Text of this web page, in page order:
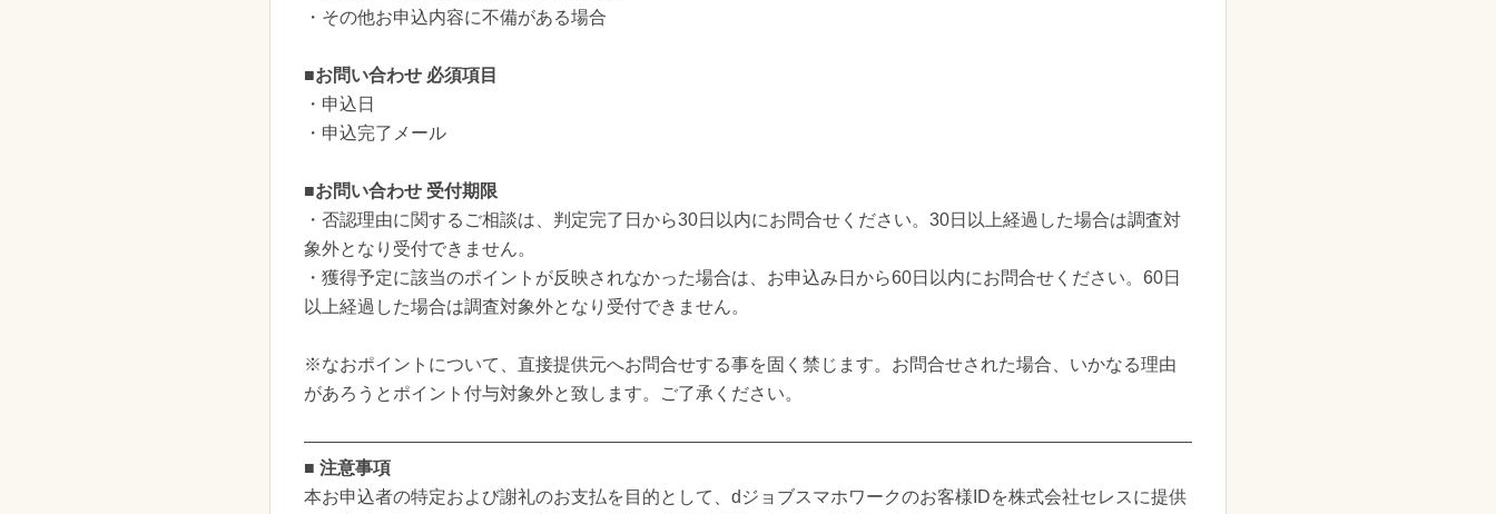
・その他お申込内容に不備がある場合
■お問い合わせ 必須項目
・申込日
・申込完了メール
■お問い合わせ 受付期限
・否認理由に関するご相談は、判定完了日から30日以内にお問合せください。30日以上経過した場合は調査対
象外となり受付できません。
・獲得予定に該当のポイントが反映されなかった場合は、お申込み日から60日以内にお問合せください。60日
以上経過した場合は調査対象外となり受付できません。
※なおポイントについて、直接提供元へお問合せする事を固く禁じます。お問合せされた場合、いかなる理由
があろうとポイント付与対象外と致します。ご了承ください。
■ 注意事項
本お申込者の特定および謝礼のお支払を目的として、dジョブスマホワークのお客様IDを株式会社セレスに提供